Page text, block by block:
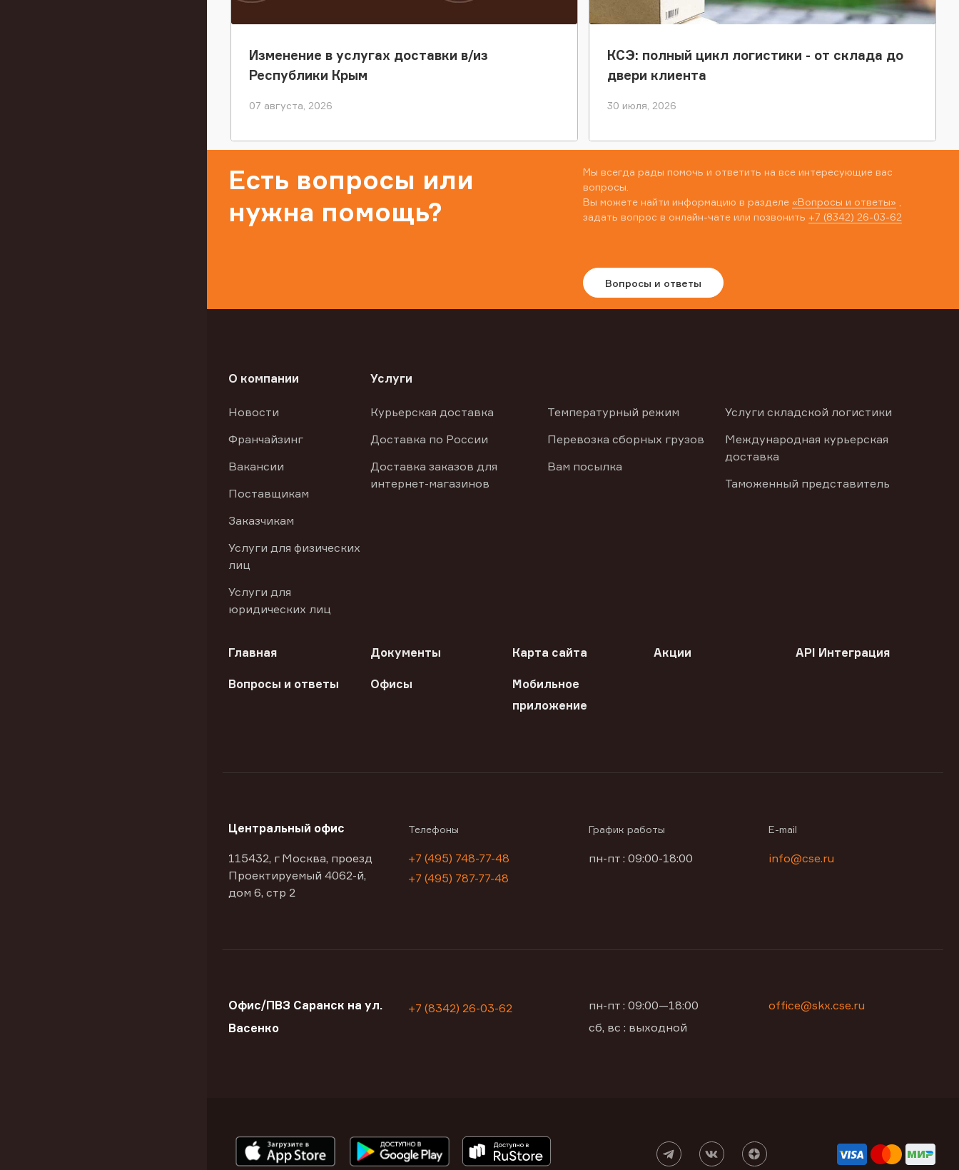
Изменение в услугах доставки в/из
Республики Крым
07 августа, 2026
КСЭ: полный цикл логистики - от склада до
двери клиента
30 июля, 2026
Есть вопросы или
нужна помощь?
Мы всегда рады помочь и ответить на все интересующие вас
вопросы.
Вы можете найти информацию в разделе «Вопросы и ответы»
задать вопрос в онлайн-чате или позвонить +7 (8342) 26-03-62
Вопросы и ответы
О компании
Новости
Франчайзинг
Вакансии
Поставщикам
Заказчикам
Услуги для физических
лиц
Услуги для
юридических лиц
Услуги
Курьерская доставка
Доставка по России
Доставка заказов для
интернет-магазинов
Температурный режим
Перевозка сборных грузов
Вам посылка
Услуги складской логистики
Международная курьерская
доставка
Таможенный представитель
Главная Документы Карта сайта Акции API Интеграция
Вопросы и ответы Офисы
Мобильное
приложение
Центральный офис
115432, г Москва, проезд
Проектируемый 4062-й,
дом 6, стр 2
Телефоны
+7 (495) 748-77-48
+7 (495) 787-77-48
График работы
пн-пт : 09:00-18:00
E-mail
info@cse.ru
Офис/ПВЗ Саранск на ул.
Васенко
+7 (8342) 26-03-62
пн-пт : 09:00—18:00
сб, вс : выходной
office@skx.cse.ru